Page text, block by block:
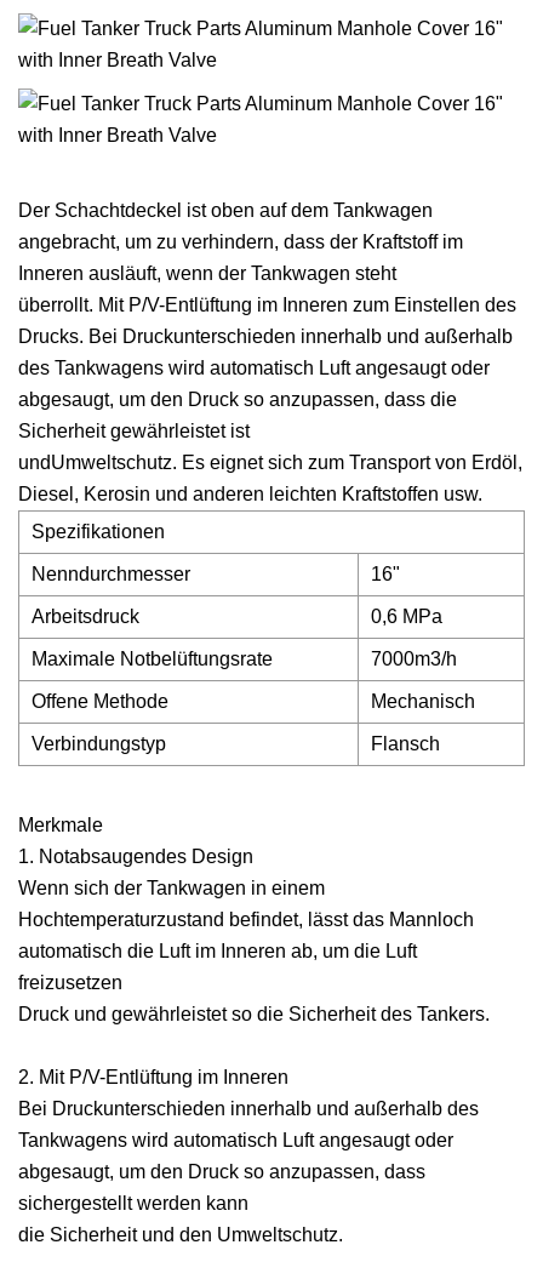
Der Schachtdeckel ist oben auf dem Tankwagen
angebracht, um zu verhindern, dass der Kraftstoff im
Inneren ausläuft, wenn der Tankwagen steht
überrollt. Mit P/V-Entlüftung im Inneren zum Einstellen des
Drucks. Bei Druckunterschieden innerhalb und außerhalb
des Tankwagens wird automatisch Luft angesaugt oder
abgesaugt, um den Druck so anzupassen, dass die
Sicherheit gewährleistet ist
undUmweltschutz. Es eignet sich zum Transport von Erdöl,
Diesel, Kerosin und anderen leichten Kraftstoffen usw.
Spezifikationen
Nenndurchmesser 16"
Arbeitsdruck 0,6 MPa
Maximale Notbelüftungsrate 7000m3/h
Offene Methode Mechanisch
Verbindungstyp Flansch
Merkmale
1. Notabsaugendes Design
Wenn sich der Tankwagen in einem
Hochtemperaturzustand befindet, lässt das Mannloch
automatisch die Luft im Inneren ab, um die Luft
freizusetzen
Druck und gewährleistet so die Sicherheit des Tankers.
2. Mit P/V-Entlüftung im Inneren
Bei Druckunterschieden innerhalb und außerhalb des
Tankwagens wird automatisch Luft angesaugt oder
abgesaugt, um den Druck so anzupassen, dass
sichergestellt werden kann
die Sicherheit und den Umweltschutz.